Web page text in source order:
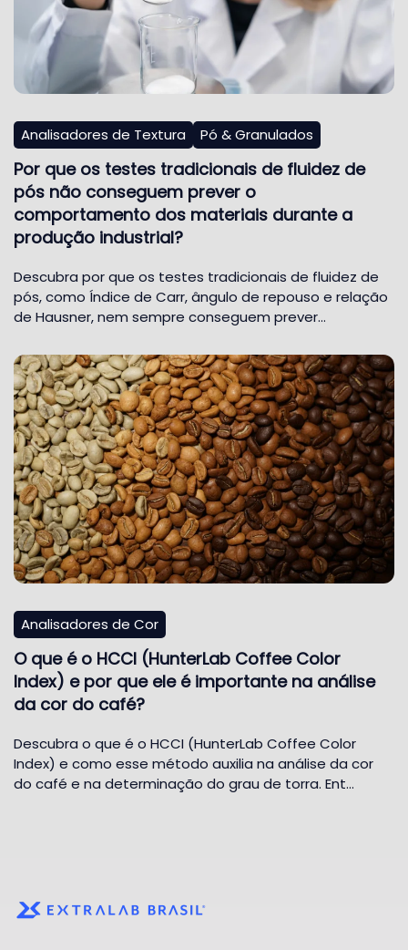
Analisadores de Textura Pó & Granulados
Por que os testes tradicionais de fluidez de
pós não conseguem prever o
comportamento dos materiais durante a
produção industrial?
Descubra por que os testes tradicionais de fluidez de
pós, como Índice de Carr, ângulo de repouso e relação
de Hausner, nem sempre conseguem prever…
Analisadores de Cor
O que é o HCCI (HunterLab Coffee Color
Index) e por que ele é importante na análise
da cor do café?
Descubra o que é o HCCI (HunterLab Coffee Color
Index) e como esse método auxilia na análise da cor
do café e na determinação do grau de torra. Ent…